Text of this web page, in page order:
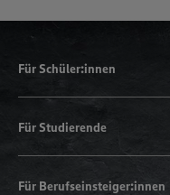
Für Schüler:innen
Für Studierende
Für Berufseinsteiger:innen